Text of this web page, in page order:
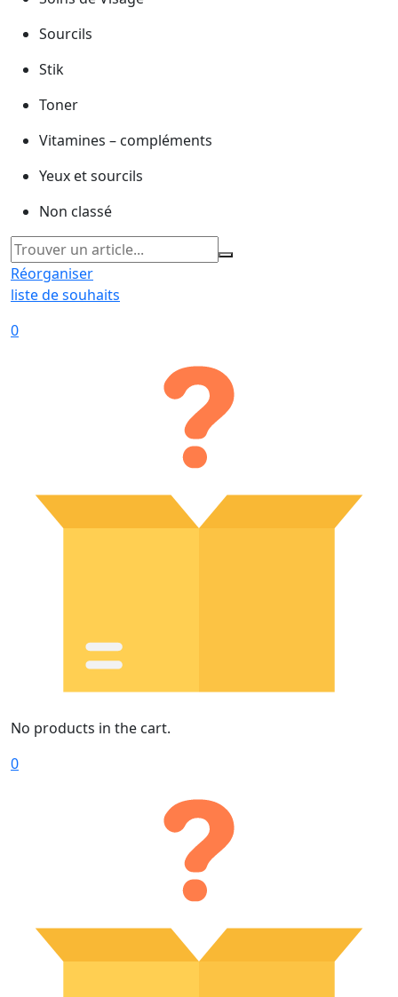
Sourcils
Stik
Toner
Vitamines – compléments
Yeux et sourcils
Non classé
Réorganiser
liste de souhaits
0
No products in the cart.
0